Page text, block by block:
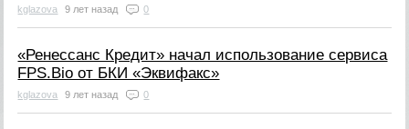
kglazova 9 лет назад 0
«Ренессанс Кредит» начал использование сервиса
FPS.Bio от БКИ «Эквифакс»
kglazova 9 лет назад 0